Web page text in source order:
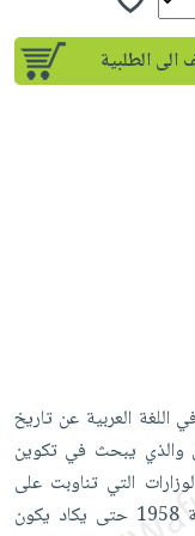
الطلبية
اللغة العربية عن تاريخ
والذي يبحث في تكوين
التي تناوبت على
الحكم في العهد الملكي منذ عام 1921 ولغاية 1958 حتى يكاد يكون